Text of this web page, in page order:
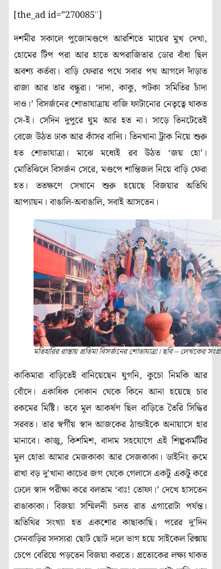
[the_ad id=”270085″]
দশমীর সকালে পুজোমণ্ডপে আরশিতে মায়ের মুখ দেখা,
হোমের টিপ পরা আর হাতে অপরাজিতার ডোর বাঁধা ছিল
অবশ্য কর্তব্য। বাড়ি ফেরার পথে সবার পথ আগলে দাঁড়াত
রাজা আর তার বন্ধুরা। ‘দাদা, কাকু, পটকা সমিতির চাঁদা
দাও।’ বিসর্জনের শোভাযাত্রায় বাজি ফাটানোর নেতৃত্বে থাকত
সে-ই। সেদিন দুপুরে ঘুম আর হত না। সাড়ে তিনটেতেই
বেজে উঠত ঢাক আর কাঁসর বাদ্যি। তিনখানা ট্রাক নিয়ে শুরু
হত শোভাযাত্রা। মাঝে মধ্যেই রব উঠত ‘জয় হো’।
মোতিঝিলে বিসর্জন সেরে, মণ্ডপে শান্তিজল নিয়ে বাড়ি ফেরা
হত। ততক্ষণে সেখানে শুরু হয়েছে বিজয়ার অতিথি
আপ্যায়ন। বাঙালি-অবাঙালি, সবাই আসতেন।
মতিহারির রাস্তায় প্রতিমা বিসর্জনের শোভাযাত্রা। ছবি – লেখকের
কাকিমারা বাড়িতেই বানিয়েছেন ঘুগনি, কুচো নিমকি আর
বোঁদে। একাধিক দোকান থেকে কিনে আনা হয়েছে চার
রকমের মিষ্টি। তবে মূল আকর্ষণ ছিল বাড়িতে তৈরি সিদ্ধির
সরবত। তার স্বর্গীয় স্বাদ আজকের ঠান্ডাইকে অনায়াসে হার
মানাবে। কাজু, কিশমিশ, বাদাম সহযোগে এই শিল্পকর্মটির
মূল হোতা আমার মেজকাকা আর সেজকাকা। ডাইনিং রুমে
রাখা বড় দু’খানা কাচের জগ থেকে গেলাসে একটু একটু করে
ঢেলে স্বাদ পরীক্ষা করে বলতাম ‘বাঃ! তোফা।’ দেখে হাসতেন
রাঙাকাকা। বিজয়া সম্মিলনী চলত রাত এগারোটা পর্যন্ত।
অতিথির সংখ্যা হত একশোর কাছাকাছি। পরের দু’দিন
সেনবাড়ির সদস্যরা ছোট ছোট দলে ভাগ হয়ে সাইকেল রিক্সায়
চেপে বেরিয়ে পড়তেন বিজয়া করতে। প্রত্যেকের লক্ষ্য থাকত